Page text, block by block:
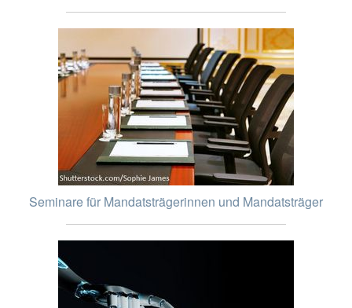
Seminare für Mandatsträgerinnen und Mandatsträger